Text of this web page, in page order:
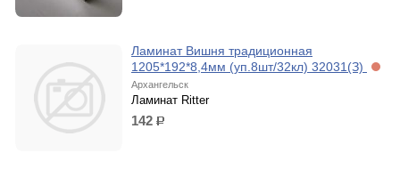
Ламинат Вишня традиционная
1205*192*8,4мм (уп.8шт/32кл) 32031(З)
Архангельск
Ламинат Ritter
142 р.